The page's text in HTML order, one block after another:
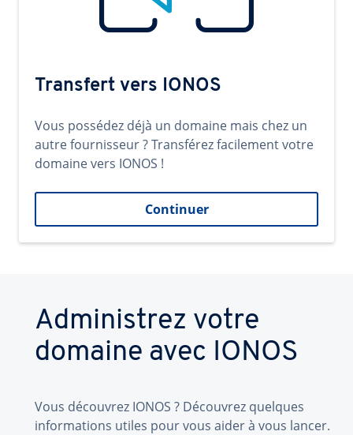
Transfert vers IONOS
Vous possédez déjà un domaine mais chez un
autre fournisseur ? Transférez facilement votre
domaine vers IONOS !
Continuer
Administrez votre
domaine avec IONOS
Vous découvrez IONOS ? Découvrez quelques
informations utiles pour vous aider à vous lancer.